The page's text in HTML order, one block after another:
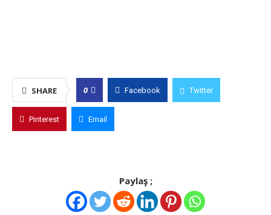
SHARE 0 Facebook Twitter
Pinterest Email
Paylaş ;